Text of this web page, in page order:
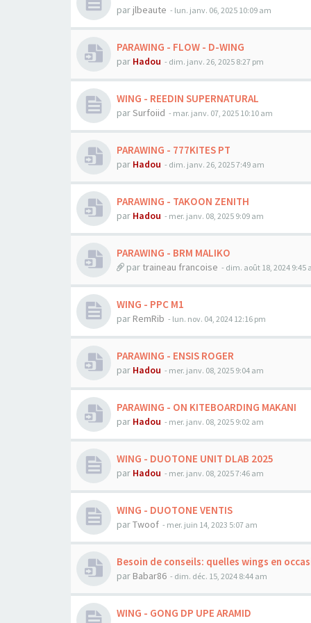
par jlbeaute - lun. janv. 06, 2025 10:09 am
PARAWING - FLOW - D-WING
par Hadou - dim. janv. 26, 2025 8:27 pm
WING - REEDIN SUPERNATURAL
parSurfoiid - mar. janv. 07, 2025 10:10 am
PARAWING - 777KITES PT
par Hadou - dim. janv. 26, 2025 7:49 am
PARAWING - TAKOON ZENITH
par Hadou - mer. janv. 08, 2025 9:09 am
PARAWING - BRM MALIKO
par traineau francoise - dim. août 18, 2024 9:45
WING - PPC M1
par RemRib - lun. nov. 04, 2024 12:16 pm
PARAWING - ENSIS ROGER
par Hadou - mer. janv. 08, 2025 9:04 am
PARAWING - ON KITEBOARDING MAKANI
par Hadou - mer. janv. 08, 2025 9:02 am
WING - DUOTONE UNIT DLAB 2025
par Hadou - mer. janv. 08, 2025 7:46 am
WING - DUOTONE VENTIS
parTwoof - mer. juin 14, 2023 5:07 am
Besoin de conseils: quelles wings en
par Babar86 - dim. déc. 15, 2024 8:44 am
WING - GONG DP UPE ARAMID